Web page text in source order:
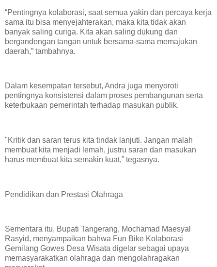
​“Pentingnya kolaborasi, saat semua yakin dan percaya kerja
sama itu bisa menyejahterakan, maka kita tidak akan
banyak saling curiga. Kita akan saling dukung dan
bergandengan tangan untuk bersama-sama memajukan
daerah,” tambahnya.
​Dalam kesempatan tersebut, Andra juga menyoroti
pentingnya konsistensi dalam proses pembangunan serta
keterbukaan pemerintah terhadap masukan publik.
"Kritik dan saran terus kita tindak lanjuti. Jangan malah
membuat kita menjadi lemah, justru saran dan masukan
harus membuat kita semakin kuat,” tegasnya.
​Pendidikan dan Prestasi Olahraga
​Sementara itu, Bupati Tangerang, Mochamad Maesyal
Rasyid, menyampaikan bahwa Fun Bike Kolaborasi
Gemilang Gowes Desa Wisata digelar sebagai upaya
memasyarakatkan olahraga dan mengolahragakan